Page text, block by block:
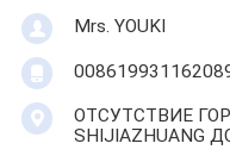
Mrs. YOUKI
ОТСУТСТВИЕ
SHIJIAZHUANG